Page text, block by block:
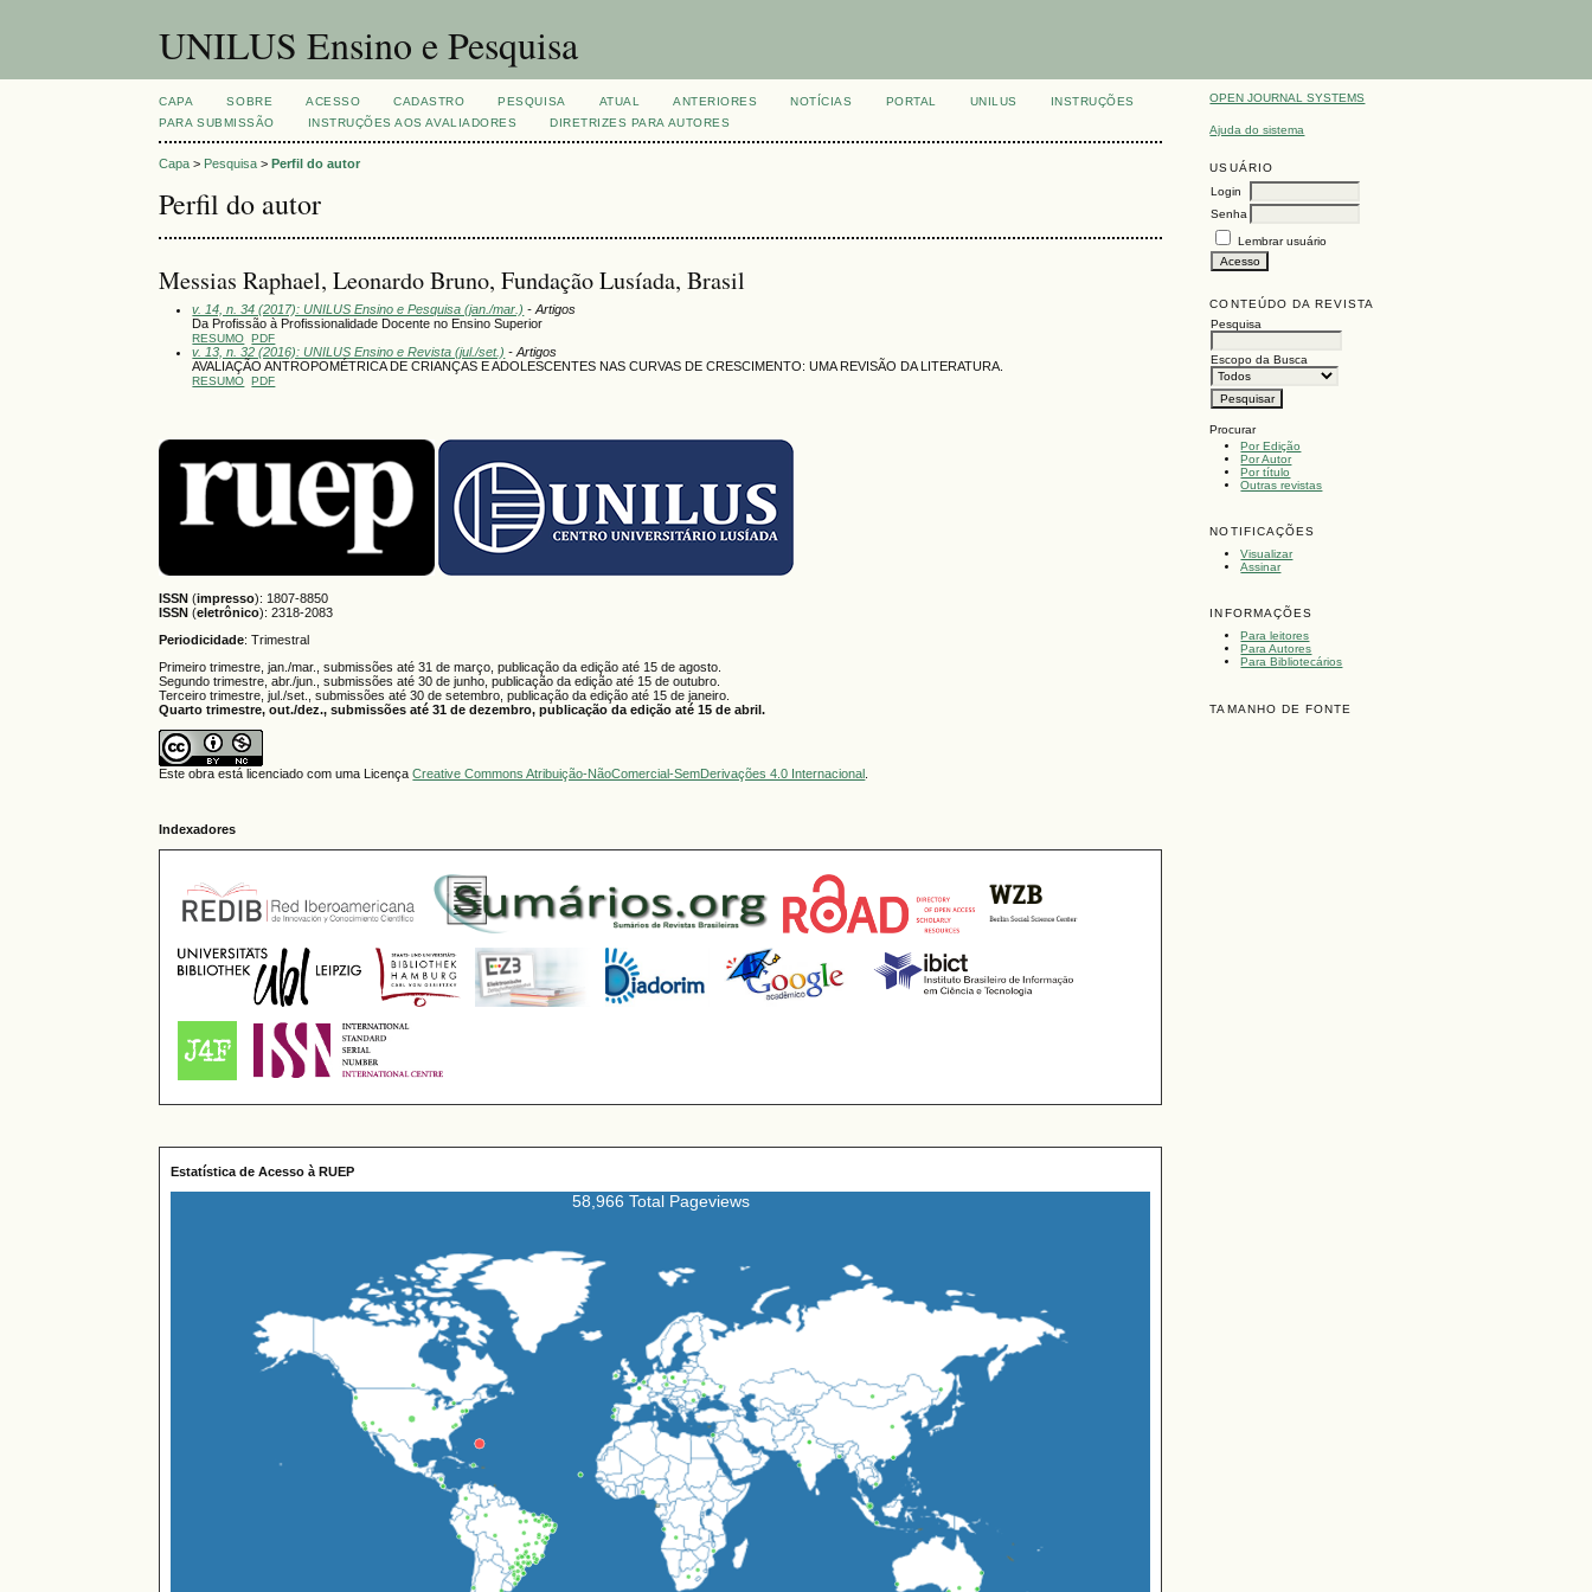
UNILUS Ensino e Pesquisa
OPEN JOURNAL SYSTEMS
Ajuda do sistema
USUÁRIO
Login
Senha
Lembrar usuário
CONTEÚDO DA REVISTA
Pesquisa
Escopo da Busca
Procurar
Por Edição
Por Autor
Por título
Outras revistas
NOTIFICAÇÕES
Visualizar
Assinar
INFORMAÇÕES
Para leitores
Para Autores
Para Bibliotecários
TAMANHO DE FONTE
CAPA SOBRE ACESSO CADASTRO PESQUISA ATUAL ANTERIORES NOTÍCIAS PORTAL UNILUS
INSTRUÇÕES
PARA SUBMISSÃO
INSTRUÇÕES AOS AVALIADORES DIRETRIZES PARA AUTORES
Capa > Pesquisa >Perfil do autor
Perfil do autor
Messias Raphael, Leonardo Bruno, Fundação Lusíada, Brasil
v. 14, n. 34 (2017): UNILUS Ensino e Pesquisa (jan./mar.) - Artigos
Da Profissão à Profissionalidade Docente no Ensino Superior
RESUMO PDF
v. 13, n. 32 (2016): UNILUS Ensino e Revista (jul./set.) - Artigos
AVALIAÇÃO ANTROPOMÉTRICA DE CRIANÇAS E ADOLESCENTES NAS CURVAS DE CRESCIMENTO: UMA REVISÃO DA LITERATURA.
RESUMO PDF
ISSN (impresso): 1807-8850
ISSN (eletrônico):2318-2083
Periodicidade: Trimestral
Primeiro trimestre, jan./mar., submissões até 31 de março, publicação da edição até 15 de agosto.
Segundo trimestre, abr./jun., submissões até 30 de junho, publicação da edição até 15 de outubro.
Terceiro trimestre, jul./set., submissões até 30 de setembro, publicação da edição até 15 de janeiro.
Quarto trimestre, out./dez., submissões até 31 de dezembro, publicação da edição até 15 de abril.
Este obra está licenciado com uma LicençaCreative Commons Atribuição-NãoComercial-SemDerivações 4.0 Internacional
Indexadores
Estatística de Acesso à RUEP
58,966 Total Pageviews